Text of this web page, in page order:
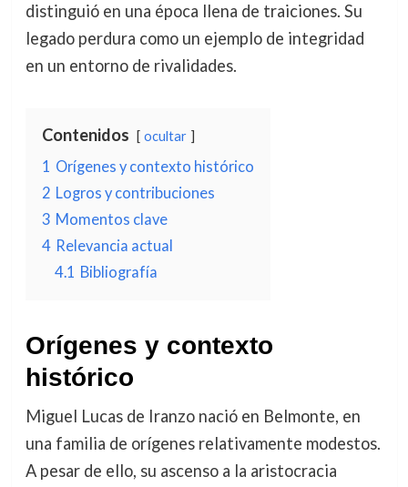
distinguió en una época llena de traiciones. Su
legado perdura como un ejemplo de integridad
en un entorno de rivalidades.
Contenidos ocultar
1 Orígenes y contexto histórico
2 Logros y contribuciones
3 Momentos clave
4 Relevancia actual
4.1 Bibliografía
Orígenes y contexto
histórico
Miguel Lucas de Iranzo nació en Belmonte, en
una familia de orígenes relativamente modestos.
A pesar de ello, su ascenso a la aristocracia